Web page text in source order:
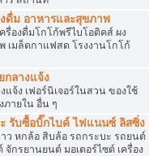
ดื่ม อาหารและสุขภาพ
องดื่มโกโก้พรีไบโอติคส์ ผง
เมล็ดกาแฟสด โรงงานโกโก้
กลางแจ้ง
แจ้ง เฟอร์นิเจอร์ในสวน ของใช้
ภายใน อื่น ๆ
รับซื้อบิ๊กไบค์ ไฟแนนซ์ ลิสซิ่ง
ว หกล้อ สิบล้อ รถกระบะ รถยนต์
จักรยานยนต์ มอเตอร์ไซต์ เครื่อง